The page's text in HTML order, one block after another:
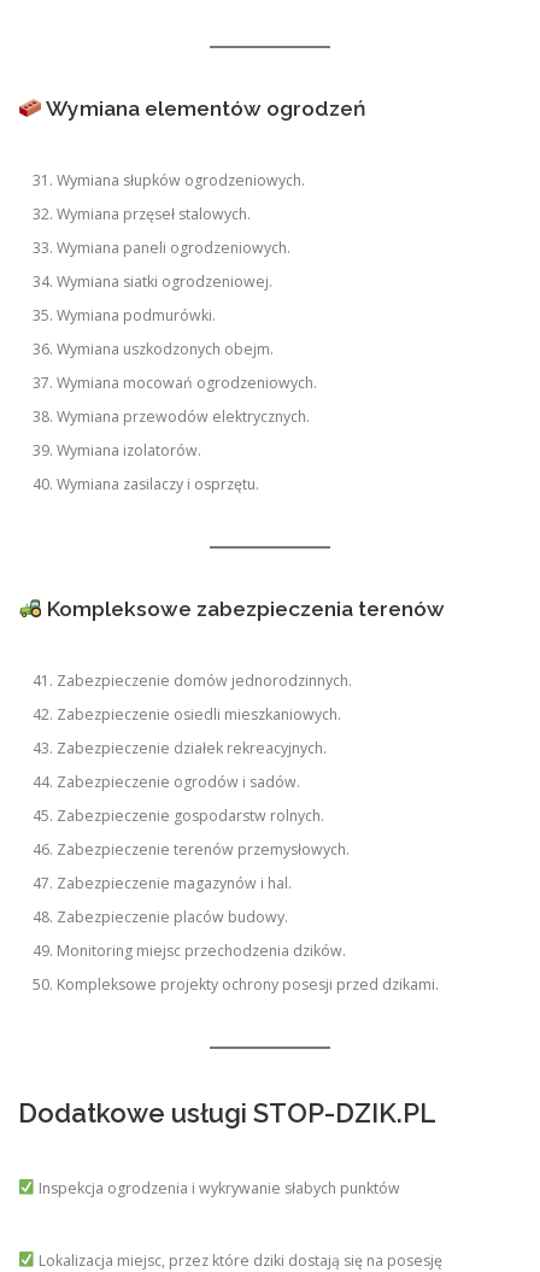
Wymiana elementów ogrodzeń
Wymiana słupków ogrodzeniowych.
Wymiana przęseł stalowych.
Wymiana paneli ogrodzeniowych.
Wymiana siatki ogrodzeniowej.
Wymiana podmurówki.
Wymiana uszkodzonych obejm.
Wymiana mocowań ogrodzeniowych.
Wymiana przewodów elektrycznych.
Wymiana izolatorów.
Wymiana zasilaczy i osprzętu.
Kompleksowe zabezpieczenia terenów
Zabezpieczenie domów jednorodzinnych.
Zabezpieczenie osiedli mieszkaniowych.
Zabezpieczenie działek rekreacyjnych.
Zabezpieczenie ogrodów i sadów.
Zabezpieczenie gospodarstw rolnych.
Zabezpieczenie terenów przemysłowych.
Zabezpieczenie magazynów i hal.
Zabezpieczenie placów budowy.
Monitoring miejsc przechodzenia dzików.
Kompleksowe projekty ochrony posesji przed dzikami.
Dodatkowe usługi STOP-DZIK.PL
Inspekcja ogrodzenia i wykrywanie słabych punktów
Lokalizacja miejsc, przez które dziki dostają się na posesję